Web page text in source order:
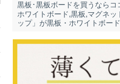
黒板･黒板ボードを買うならコ
ホワイトボード,黒板,マグネ
ップ」が黒板・ホワイトボー